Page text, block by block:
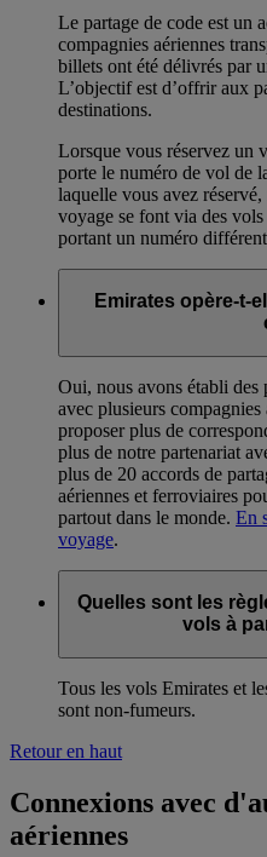
Le partage de code est un
compagnies aériennes
billets ont été délivrés par
L’objectif est d’offrir aux
destinations.
Lorsque vous réservez un
porte le numéro de vol de
laquelle vous avez
voyage se font via des
portant un numéro
Emirates opère-t-
Oui, nous avons établi des
avec plusieurs
proposer plus de
plus de notre partenariat
plus de 20 accords de
aériennes et ferroviaires
partout dans le monde. En
voyage.
Quelles sont les
vols à
Tous les vols Emirates et
sont non-fumeurs.
Retour en haut
Connexions avec
aériennes